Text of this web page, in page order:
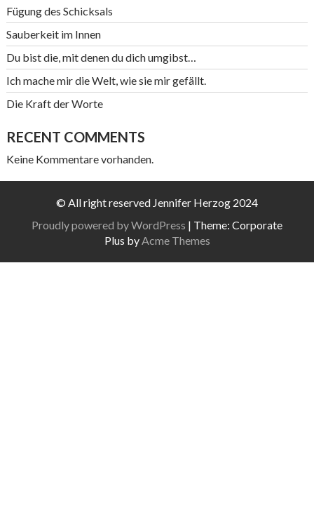
Fügung des Schicksals
Sauberkeit im Innen
Du bist die, mit denen du dich umgibst…
Ich mache mir die Welt, wie sie mir gefällt.
Die Kraft der Worte
RECENT COMMENTS
Keine Kommentare vorhanden.
© All right reserved Jennifer Herzog 2024
Proudly powered by WordPress | Theme: Corporate
Plus byAcme Themes